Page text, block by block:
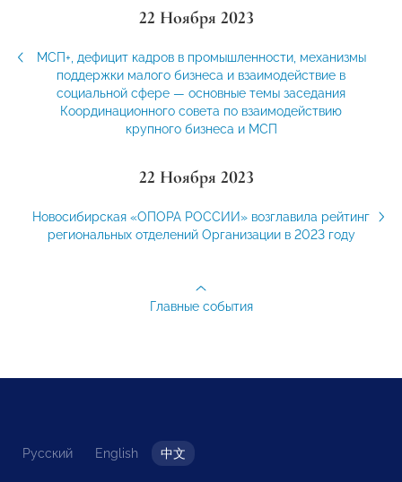
22 Ноября 2023
МСП+, дефицит кадров в промышленности, механизмы
поддержки малого бизнеса и взаимодействие в
социальной сфере — основные темы заседания
Координационного совета по взаимодействию
крупного бизнеса и МСП
22 Ноября 2023
Новосибирская «ОПОРА РОССИИ» возглавила рейтинг
региональных отделений Организации в 2023 году
Главные события
Русский English 中文